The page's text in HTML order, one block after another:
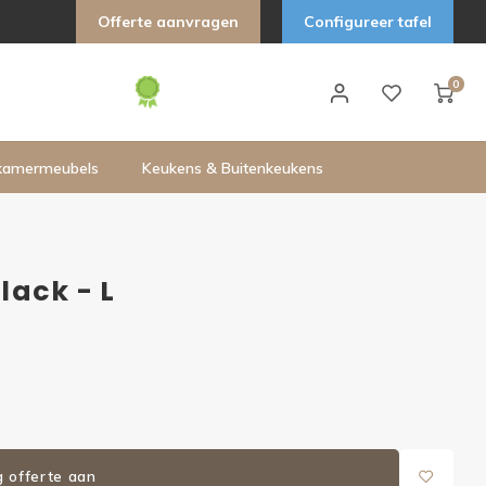
Offerte aanvragen Configureer tafel
0
Keukens & Buitenkeukens
- L
offerte aan